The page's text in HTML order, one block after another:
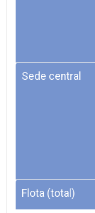
Sede central
Flota (total)